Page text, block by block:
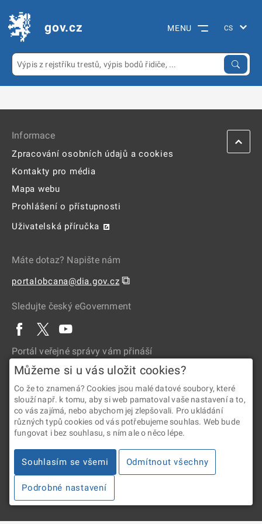
gov.cz MENU
Informace
Zpracování osobních údajů a cookies
Kontakty pro média
Mapa webu
Prohlášení o přístupnosti
Uživatelská příručka
Máte dotaz? Napište nám
portalobcana@dia.gov.cz ⧉
Sledujte český eGovernment
Portál veřejné správy vám přináší
2026 © Digitální a informační agentura • Informace jsou poskytovány
v souladu se zákonem č. 106/1999 Sb., o svobodném přístupu
Verze 4.2.288
Můžeme si u vás uložit cookies?
Co že to znamená? Cookies jsou malé datové soubory, které
slouží např. k tomu, aby si web pamatoval vaše nastavení a to,
co vás zajímá, nebo abychom jej zlepšovali. Pro ukládání
různých typů cookies od vás potřebujeme souhlas. Web bude
fungovat i bez souhlasu, s ním ale o něco lépe.
Souhlasím se všemi Odmítnout všechny
Podrobné nastavení